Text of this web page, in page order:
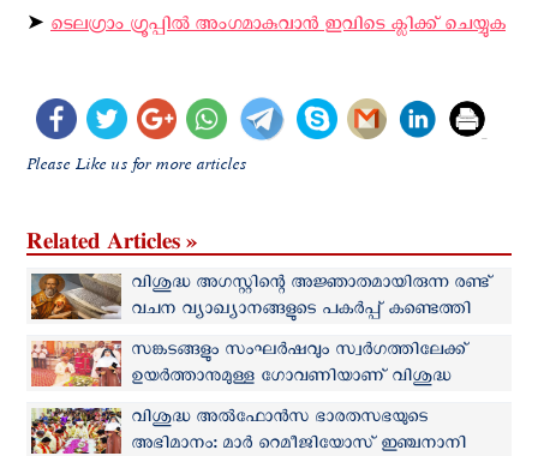
➤ ടെലഗ്രാം ഗ്രൂപ്പിൽ അംഗമാകുവാൻ ഇവിടെ ക്ലിക്ക് ചെയ്യുക
Please Like us for more articles
Related Articles »
വിശുദ്ധ അഗസ്റ്റിന്റെ അജ്ഞാതമായിരുന്ന രണ്ട്
വചന വ്യാഖ്യാനങ്ങളുടെ പകര്‍പ്പ് കണ്ടെത്തി
സങ്കടങ്ങളും സംഘർഷവും സ്വർഗത്തിലേക്ക്
ഉയർത്താനുമുള്ള ഗോവണിയാണ് വിശുദ്ധ
അൽഫോൻസാമ്മ: മാർ റാഫേൽ തട്ടിൽ
വിശുദ്ധ അൽഫോൻസ ഭാരതസഭയുടെ
അഭിമാനം: മാർ റെമീജിയോസ് ഇഞ്ചനാനി